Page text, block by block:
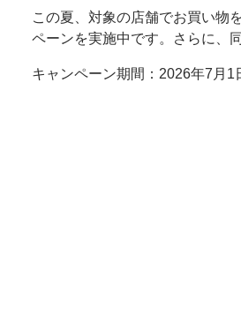
この夏、対象の店舗でお買い物
ペーンを実施中です。さらに、
キャンペーン期間：2026年7月1